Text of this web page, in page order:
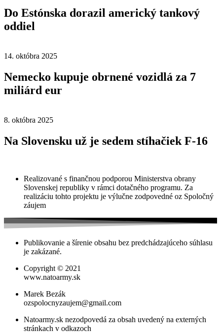
Do Estónska dorazil americký tankový
oddiel
14. októbra 2025
Nemecko kupuje obrnené vozidlá za 7
miliárd eur
8. októbra 2025
Na Slovensku už je sedem stíhačiek F-16
Realizované s finančnou podporou Ministerstva obrany
Slovenskej republiky v rámci dotačného programu. Za
realizáciu tohto projektu je výlučne zodpovedné oz Spoločný
záujem
Publikovanie a šírenie obsahu bez predchádzajúceho súhlasu
je zakázané.
Copyright © 2021
www.natoarmy.sk
Marek Bezák
ozspolocnyzaujem@gmail.com
Natoarmy.sk nezodpovedá za obsah uvedený na externých
stránkach v odkazoch